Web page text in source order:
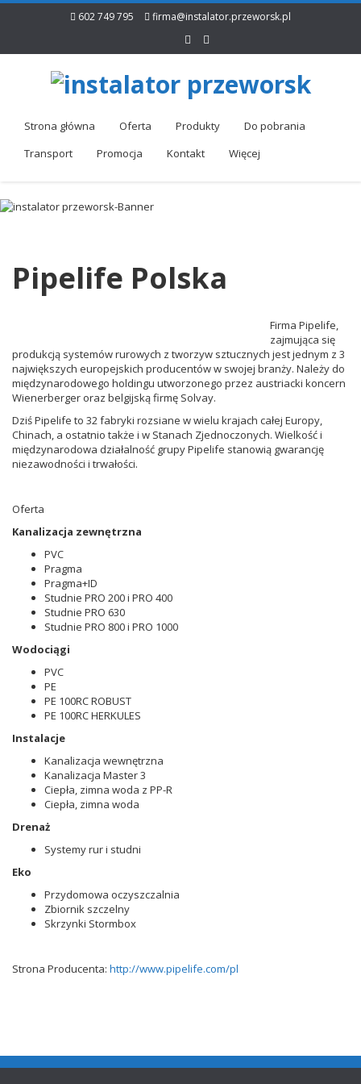
602 749 795 firma@instalator.przeworsk.pl
Strona główna Oferta Produkty
Do pobrania
Transport
Promocja Kontakt Więcej
Pipelife Polska
Firma Pipelife,
zajmująca się
produkcją systemów rurowych z tworzyw sztucznych jest jednym z 3
największych europejskich producentów w swojej branży. Należy do
międzynarodowego holdingu utworzonego przez austriacki koncern
Wienerberger oraz belgijską firmę Solvay.
Dziś Pipelife to 32 fabryki rozsiane w wielu krajach całej Europy,
Chinach, a ostatnio także i w Stanach Zjednoczonych. Wielkość i
międzynarodowa działalność grupy Pipelife stanowią gwarancję
niezawodności i trwałości.
Oferta
Kanalizacja zewnętrzna
PVC
Pragma
Pragma+ID
Studnie PRO 200 i PRO 400
Studnie PRO 630
Studnie PRO 800 i PRO 1000
Wodociągi
PVC
PE
PE 100RC ROBUST
PE 100RC HERKULES
Instalacje
Kanalizacja wewnętrzna
Kanalizacja Master 3
Ciepła, zimna woda z PP-R
Ciepła, zimna woda
Drenaż
Systemy rur i studni
Eko
Przydomowa oczyszczalnia
Zbiornik szczelny
Skrzynki Stormbox
Strona Producenta: http://www.pipelife.com/pl